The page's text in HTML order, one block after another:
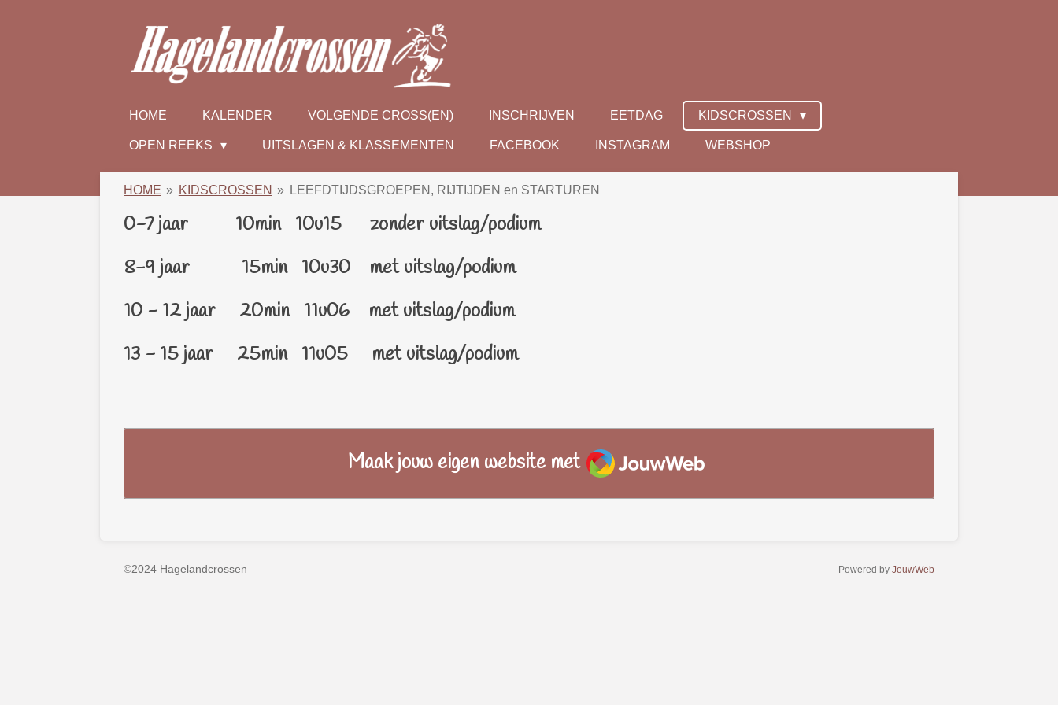
HOME
KALENDER VOLGENDE CROSS(EN) INSCHRIJVEN EETDAG KIDSCROSSEN
OPEN REEKS UITSLAGEN & KLASSEMENTEN FACEBOOK INSTAGRAM WEBSHOP
HOME » KIDSCROSSEN » LEEFDTIJDSGROEPEN, RIJTIJDEN en STARTUREN
0-7 jaar 10min 10u15 zonder uitslag/podium
8-9 jaar 15min 10u30 met uitslag/podium
10 - 12 jaar 20min 11u06 met uitslag/podium
13 - 15 jaar 25min 11u05 met uitslag/podium
Maak jouw eigen website met JouwWeb
©2024 Hagelandcrossen Powered by JouwWeb